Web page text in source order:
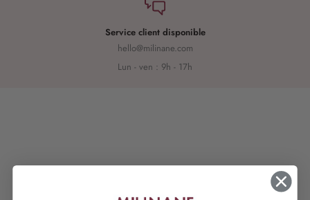
Service client disponible
hello@milinane.com
Lun - ven : 9h - 17h